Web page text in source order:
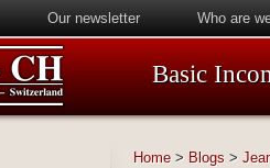
Our newsletter Who are
Basic
Home > Blogs >